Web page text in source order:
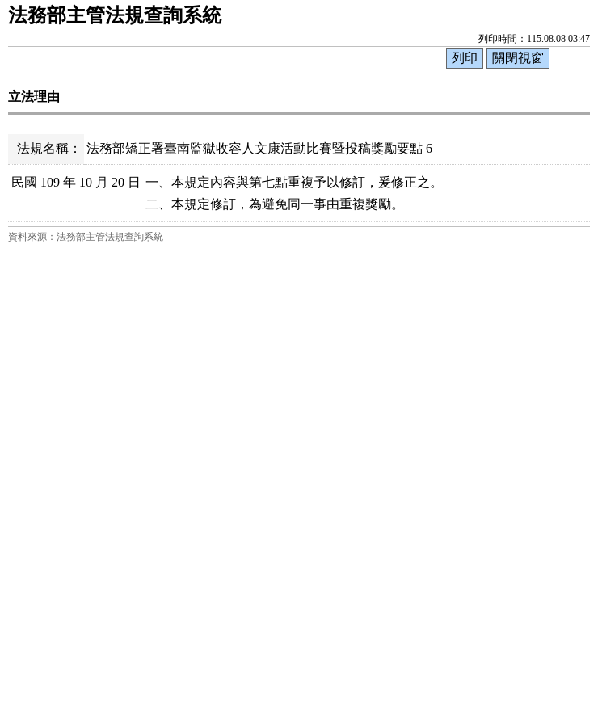
法務部主管法規查詢系統
列印時間：115.08.08 03:47
立法理由
法規名稱： 法務部矯正署臺南監獄收容人文康活動比賽暨投稿獎勵要點 6
民國 109 年 10 月 20 日 一、本規定內容與第七點重複予以修訂，爰修正之。
二、本規定修訂，為避免同一事由重複獎勵。
資料來源：法務部主管法規查詢系統